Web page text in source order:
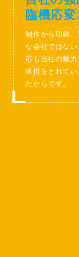
臨機応変
制作から印刷
な会社ではな
応も当社の魅
連携をとれて
だからです。